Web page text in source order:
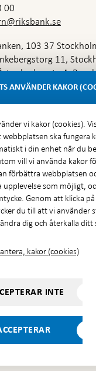
00
103 37
11,
kyrkogata 4,
-
Öppnas
i
ny
flik
webbarkiv-
Öppnas
i
ny
medier
ANVÄNDER KAKOR
vi kakor (cookies).
ska fungera
i din enhet när du
vill vi använda kakor
förbättra webbplatsen
upplevelse som möjligt,
Genom att klicka på
du till att vi använder
dig och återkalla ditt
kakor (cookies)
INTE